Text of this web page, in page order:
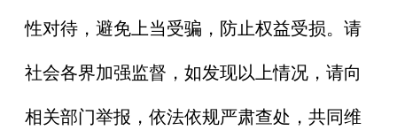
性对待，避免上当受骗，防止权益受损。请
社会各界加强监督，如发现以上情况，请向
相关部门举报，依法依规严肃查处，共同维